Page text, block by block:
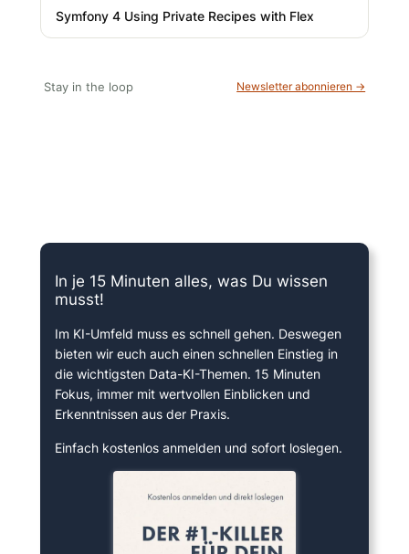
Symfony 4 Using Private Recipes with Flex
Stay in the loop Newsletter abonnieren →
In je 15 Minuten alles, was Du wissen
musst!
Im KI-Umfeld muss es schnell gehen. Deswegen
bieten wir euch auch einen schnellen Einstieg in
die wichtigsten Data-KI-Themen. 15 Minuten
Fokus, immer mit wertvollen Einblicken und
Erkenntnissen aus der Praxis.
Einfach kostenlos anmelden und sofort loslegen.